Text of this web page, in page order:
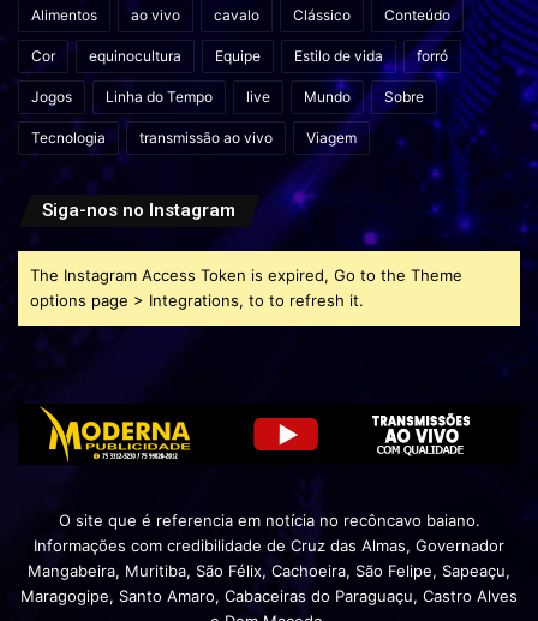
Alimentos ao vivo cavalo Clássico Conteúdo
Cor equinocultura Equipe Estilo de vida forró
Jogos Linha do Tempo live Mundo Sobre
Tecnologia transmissão ao vivo Viagem
Siga-nos no Instagram
The Instagram Access Token is expired, Go to the Theme
options page > Integrations, to to refresh it.
O site que é referencia em notícia no recôncavo baiano.
Informações com credibilidade de Cruz das Almas, Governador
Mangabeira, Muritiba, São Félix, Cachoeira, São Felipe, Sapeaçu,
Maragogipe, Santo Amaro, Cabaceiras do Paraguaçu, Castro Alves